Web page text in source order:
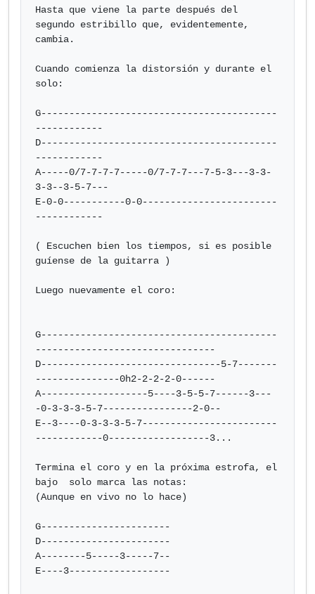
Hasta que viene la parte después del
segundo estribillo que, evidentemente,
cambia.
Cuando comienza la distorsión y durante el
solo:
G------------------------------------------
------------
D------------------------------------------
------------
A-----0/7-7-7-7-----0/7-7-7---7-5-3---3-3-
3-3--3-5-7---
E-0-0-----------0-0------------------------
------------
( Escuchen bien los tiempos, si es posible
guíense de la guitarra )
Luego nuevamente el coro:
G------------------------------------------
--------------------------------
D--------------------------------5-7-------
---------------0h2-2-2-2-0------
A-------------------5----3-5-5-7------3---
-0-3-3-3-5-7----------------2-0--
E--3----0-3-3-3-5-7------------------------
------------0------------------3...
Termina el coro y en la próxima estrofa, el
bajo  solo marca las notas:
(Aunque en vivo no lo hace)
G-----------------------
D-----------------------
A--------5-----3-----7--
E----3------------------